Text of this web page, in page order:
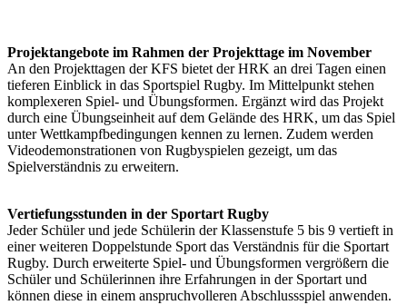
Projektangebote im Rahmen der Projekttage im November
An den Projekttagen der KFS bietet der HRK an drei Tagen einen
tieferen Einblick in das Sportspiel Rugby. Im Mittelpunkt stehen
komplexeren Spiel- und Übungsformen. Ergänzt wird das Projekt
durch eine Übungseinheit auf dem Gelände des HRK, um das Spiel
unter Wettkampfbedingungen kennen zu lernen. Zudem werden
Videodemonstrationen von Rugbyspielen gezeigt, um das
Spielverständnis zu erweitern.
Vertiefungsstunden in der Sportart Rugby
Jeder Schüler und jede Schülerin der Klassenstufe 5 bis 9 vertieft in
einer weiteren Doppelstunde Sport das Verständnis für die Sportart
Rugby. Durch erweiterte Spiel- und Übungsformen vergrößern die
Schüler und Schülerinnen ihre Erfahrungen in der Sportart und
können diese in einem anspruchvolleren Abschlussspiel anwenden.